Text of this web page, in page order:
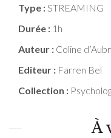
Type :STREAMING
Durée : 1h
Auteur : Coline
Editeur : Farren Bel
Collection :
À